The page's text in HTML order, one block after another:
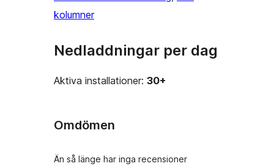
kolumner
Nedladdningar per dag
Aktiva installationer: 30+
Omdömen
Än så länge har inga recensioner